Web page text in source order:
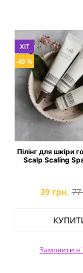
ХІТ
-49 %
Пілінг для шкіри
Scalp Scaling
39 грн. 77
Замовити в